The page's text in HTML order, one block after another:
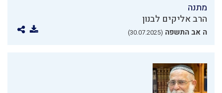
מתנה
הרב אליקים לבנון
ה אב התשפה (30.07.2025)